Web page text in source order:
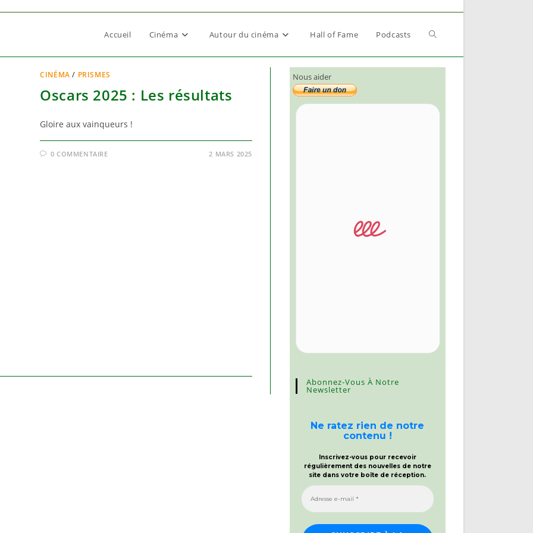
Accueil Cinéma Autour du cinéma Hall of Fame Podcasts Toggle
CINÉMA / PRISMES
Oscars 2025 : Les résultats
Gloire aux vainqueurs !
0 COMMENTAIRE 2 MARS 2025
Nous aider
Abonnez-Vous À Notre
Newsletter
Ne ratez rien de notre
contenu !
Inscrivez-vous pour recevoir
régulièrement des nouvelles de notre
site dans votre boîte de réception.